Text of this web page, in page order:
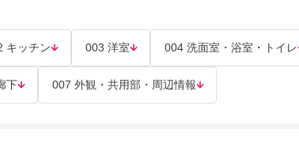
キッチン 003 洋室 004 洗面室・浴室・トイレ
下 007 外観・共用部・周辺情報